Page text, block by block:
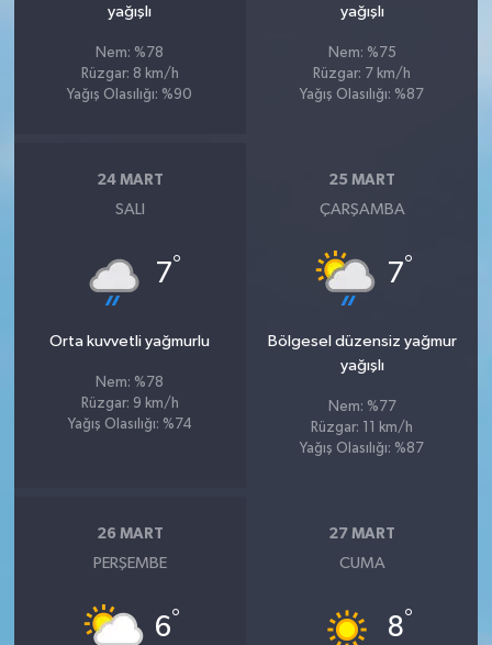
yağışlı
Nem: %78
Rüzgar: 8 km/h
Yağış Olasılığı: %90
yağışlı
Nem: %75
Rüzgar: 7 km/h
Yağış Olasılığı: %87
24 MART
SALI
7°
Orta kuvvetli yağmurlu
Nem: %78
Rüzgar: 9 km/h
Yağış Olasılığı: %74
25 MART
ÇARŞAMBA
7°
Bölgesel düzensiz yağmur
yağışlı
Nem: %77
Rüzgar: 11 km/h
Yağış Olasılığı: %87
26 MART
PERŞEMBE
6°
27 MART
CUMA
8°